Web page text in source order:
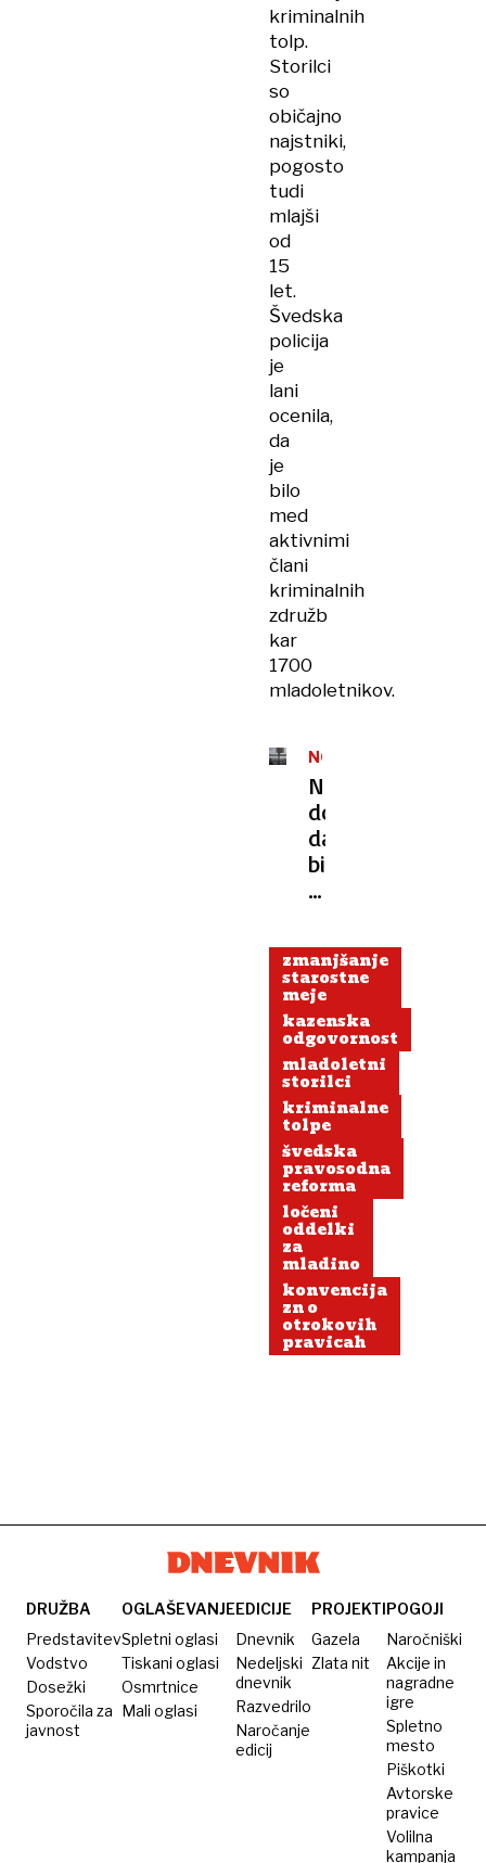
kriminalnih
tolp.
Storilci
so
običajno
najstniki,
pogosto
tudi
mlajši
od
15
let.
Švedska
policija
je
lani
ocenila,
da
je
bilo
med
aktivnimi
člani
kriminalnih
združb
kar
1700
mladoletnikov.
NOVI
LJUBLJANSKI
ZAPOR
Ni
dokaza,
da
bi
polni
zmanjšali
kriminaliteto
zmanjšanje
starostne
meje
kazenska
odgovornost
mladoletni
storilci
kriminalne
tolpe
švedska
pravosodna
reforma
ločeni
oddelki
za
mladino
konvencija
zn o
otrokovih
pravicah
DRUŽBA
Predstavitev
Vodstvo
Dosežki
Sporočila za
javnost
OGLAŠEVANJE
Spletni oglasi
Tiskani oglasi
Osmrtnice
Mali oglasi
EDICIJE
Dnevnik
Nedeljski
dnevnik
Razvedrilo
Naročanje
edicij
PROJEKTI
Gazela
Zlata nit
POGOJI
Naročniški
Akcije in
nagradne
igre
Spletno
mesto
Piškotki
Avtorske
pravice
Volilna
kampanja